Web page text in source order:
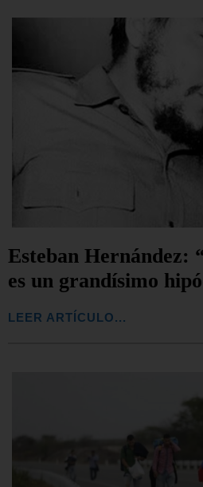
Esteban Hernández:
es un grandísimo
LEER ARTÍCULO...